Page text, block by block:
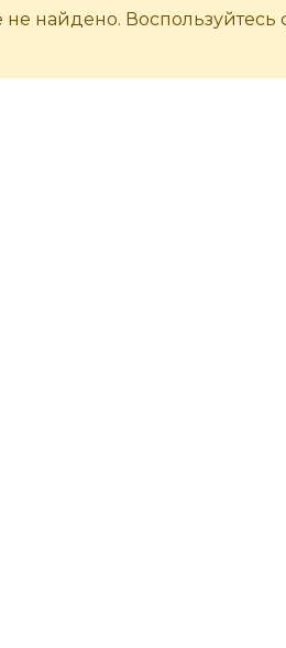
найдено.